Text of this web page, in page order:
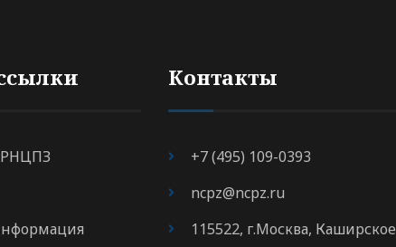
РНЦПЗ
Контакты
+7 (495) 109-0393
ncpz@ncpz.ru
115522, г.Москва, Каширское